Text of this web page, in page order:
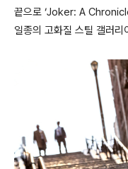
끝으로 ‘Joker: A
일종의 고화질 스틸 갤러리